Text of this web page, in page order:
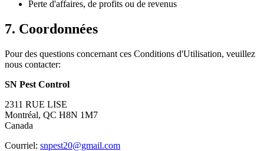
Perte d'affaires, de profits ou de revenus
7. Coordonnées
Pour des questions concernant ces Conditions d'Utilisation, veuillez
nous contacter:
SN Pest Control
2311 RUE LISE
Montréal, QC H8N 1M7
Canada
Courriel: snpest20@gmail.com